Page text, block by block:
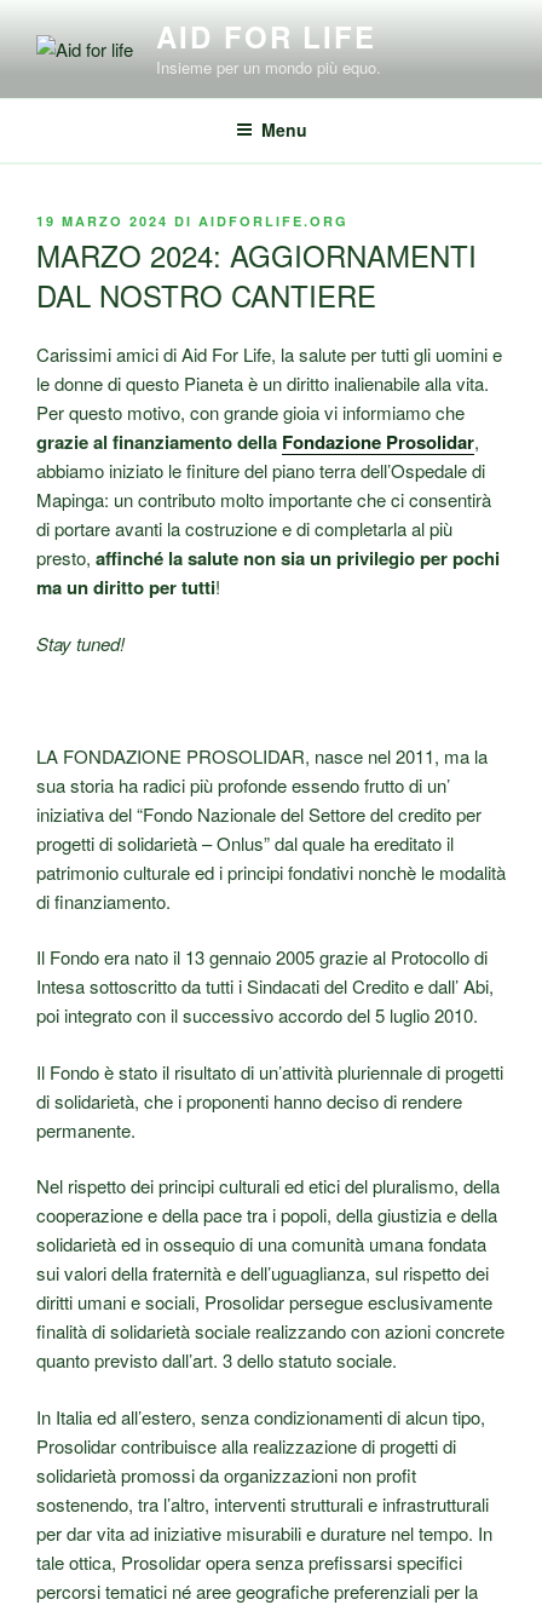
AID FOR LIFE
Insieme per un mondo più equo.
Menu
PUBBLICATO
19 MARZO 2024 DI AIDFORLIFE.ORG
MARZO 2024: AGGIORNAMENTI
DAL NOSTRO CANTIERE
Carissimi amici di Aid For Life, la salute per tutti gli uomini e
le donne di questo Pianeta è un diritto inalienabile alla vita.
Per questo motivo, con grande gioia vi informiamo che
grazie al finanziamento della Fondazione Prosolidar,
abbiamo iniziato le finiture del piano terra dell’Ospedale di
Mapinga: un contributo molto importante che ci consentirà
di portare avanti la costruzione e di completarla al più
presto, affinché la salute non sia un privilegio per pochi
ma un diritto per tutti!
Stay tuned!
LA FONDAZIONE PROSOLIDAR, nasce nel 2011, ma la
sua storia ha radici più profonde essendo frutto di un’
iniziativa del “Fondo Nazionale del Settore del credito per
progetti di solidarietà – Onlus” dal quale ha ereditato il
patrimonio culturale ed i principi fondativi nonchè le modalità
di finanziamento.
Il Fondo era nato il 13 gennaio 2005 grazie al Protocollo di
Intesa sottoscritto da tutti i Sindacati del Credito e dall’ Abi,
poi integrato con il successivo accordo del 5 luglio 2010.
Il Fondo è stato il risultato di un’attività pluriennale di progetti
di solidarietà, che i proponenti hanno deciso di rendere
permanente.
Nel rispetto dei principi culturali ed etici del pluralismo, della
cooperazione e della pace tra i popoli, della giustizia e della
solidarietà ed in ossequio di una comunità umana fondata
sui valori della fraternità e dell’uguaglianza, sul rispetto dei
diritti umani e sociali, Prosolidar persegue esclusivamente
finalità di solidarietà sociale realizzando con azioni concrete
quanto previsto dall’art. 3 dello statuto sociale.
In Italia ed all’estero, senza condizionamenti di alcun tipo,
Prosolidar contribuisce alla realizzazione di progetti di
solidarietà promossi da organizzazioni non profit
sostenendo, tra l’altro, interventi strutturali e infrastrutturali
per dar vita ad iniziative misurabili e durature nel tempo. In
tale ottica, Prosolidar opera senza prefissarsi specifici
percorsi tematici né aree geografiche preferenziali per la